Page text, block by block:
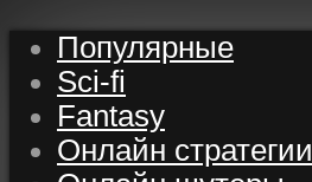
Популярные
Sci-fi
Fantasy
Онлайн стратегии